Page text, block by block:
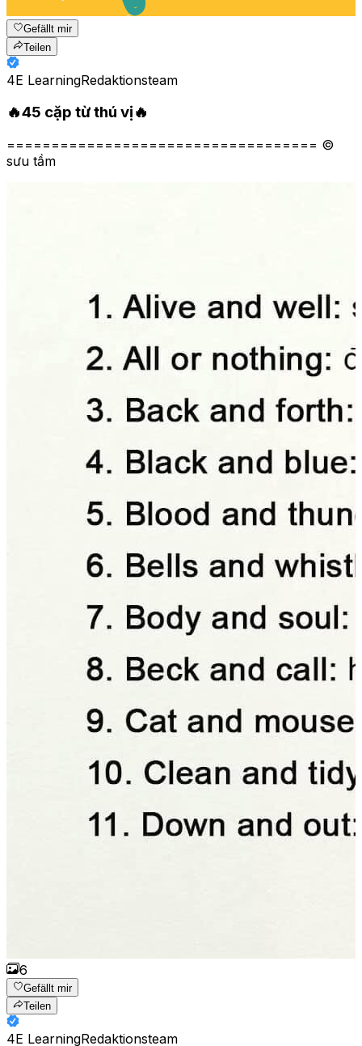
Gefällt mir
Teilen
4E LearningRedaktionsteam
🔥45 cặp từ thú vị🔥
=================================== ©
sưu tầm
6
Gefällt mir
Teilen
4E LearningRedaktionsteam